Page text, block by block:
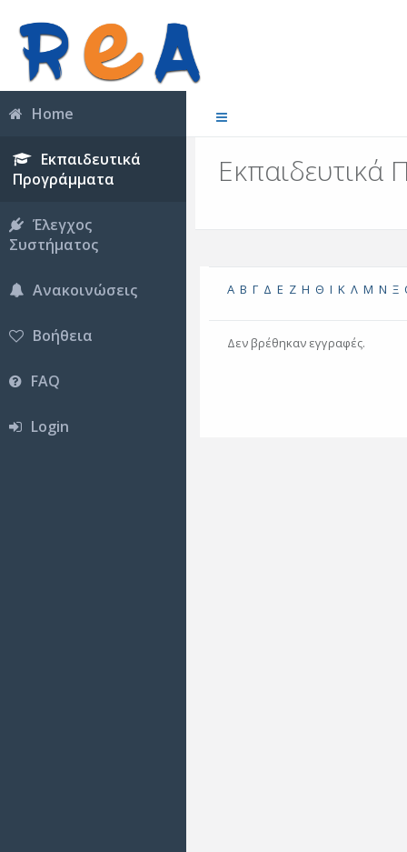
Home
Εκπαιδευτικά
Προγράμματα
Έλεγχος
Συστήματος
Ανακοινώσεις
Βοήθεια
FAQ
Login
Α Β Γ Δ Ε Ζ Η Θ Ι Κ Λ Μ Ν Ξ
Δεν βρέθηκαν εγγραφές.